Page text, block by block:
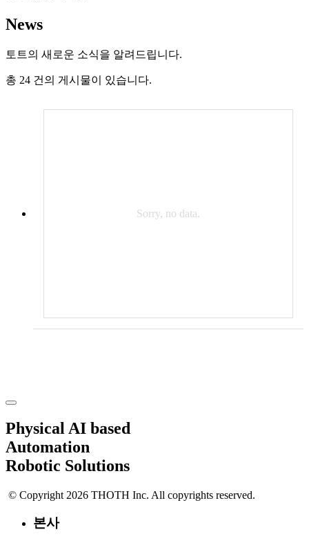
News
토트의 새로운 소식을 알려드립니다.
총 24 건의 게시물이 있습니다.
Sorry, no data.
Physical AI based
Automation
Robotic Solutions
© Copyright 2026 THOTH Inc. All copyrights reserved.
본사